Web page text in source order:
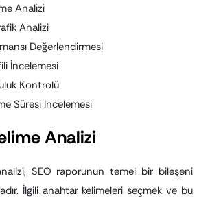
Analizi
Analizi
Değerlendirmesi
İncelemesi
Kontrolü
Süresi İncelemesi
Analizi
SEO raporunun temel bir bileşeni
İlgili anahtar kelimeleri seçmek ve bu